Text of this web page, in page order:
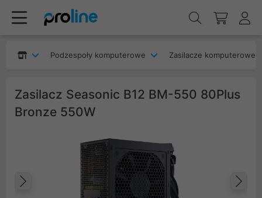
Podzespoły komputerowe Zasilacze komputerowe
Zasilacz Seasonic B12 BM-550 80Plus
Bronze 550W
Poprzedni